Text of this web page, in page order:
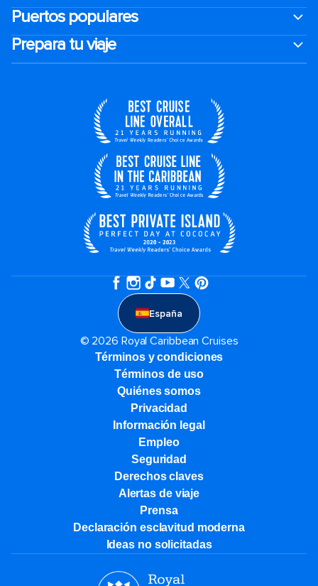
Puertos populares
Prepara tu viaje
España
© 2026 Royal Caribbean Cruises
Términos y condiciones
Términos de uso
Quiénes somos
Privacidad
Información legal
Empleo
Seguridad
Derechos claves
Alertas de viaje
Prensa
Declaración esclavitud moderna
Ideas no solicitadas